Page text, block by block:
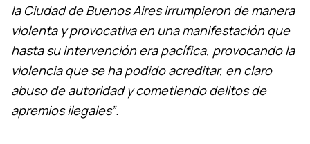
la Ciudad de Buenos Aires irrumpieron de manera
violenta y provocativa en una manifestación que
hasta su intervención era pacífica, provocando la
violencia que se ha podido acreditar, en claro
abuso de autoridad y cometiendo delitos de
apremios ilegales”.